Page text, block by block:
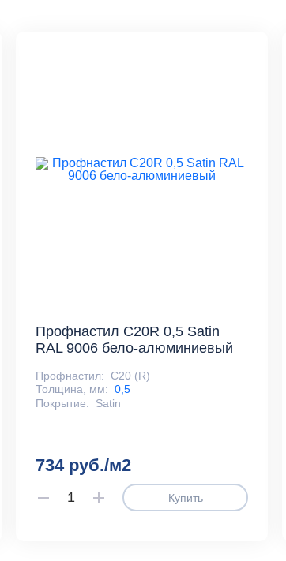
Профнастил С20R 0,5 Satin
RAL 9006 бело-алюминиевый
Профнастил: С20 (R)
Толщина, мм: 0,5
Покрытие:
Satin
734 руб./м2
Купить